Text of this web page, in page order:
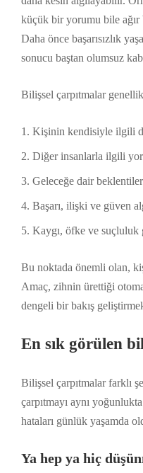
küçük bir yorumu bile
Daha önce başarısızlık
sonucu baştan olumsuz
Bilişsel çarpıtmalar
Kişinin kendisiyle ilgili
Diğer insanlarla ilgili
Geleceğe dair
Başarı, ilişki ve güven
Kaygı, öfke ve
Bu noktada önemli olan,
Amaç, zihnin ürettiği
dengeli bir bakış
En sık görülen
Bilişsel çarpıtmalar farklı
çarpıtmayı aynı
hataları günlük yaşamda
Ya hep ya hiç